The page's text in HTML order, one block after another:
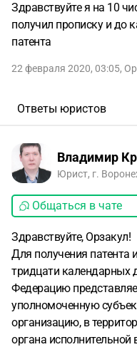
Здравствуйте я на 10
получил прописку и до
патента
22 февраля 2020, 03:05,
Ответы юристов
Владимир
Юрист, г.
Общаться в чате
Здравствуйте, Орзакул!
Для получения патента
тридцати календарных
Федерацию
уполномоченную
организацию, в
органа исполнительной